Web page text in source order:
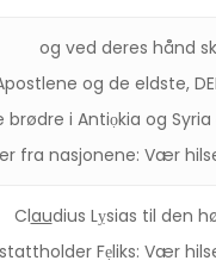
og ved deres hånd
og de eldste,
brødre i Antiọkia og
er fra nasjonene: Vær
Claudius Lỵsias til den
stattholder Fẹliks: Vær